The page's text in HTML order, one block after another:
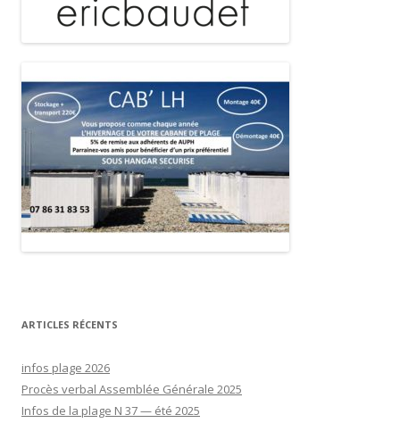
ARTICLES RÉCENTS
infos plage 2026
Procès verbal Assemblée Générale 2025
Infos de la plage N 37 — été 2025